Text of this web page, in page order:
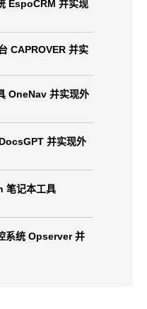
EspoCRM 并实现
CAPROVER 并实
OneNav 并实现外
并实现外
笔记本工具
系统 Opserver 并